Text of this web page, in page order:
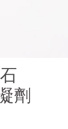
劑